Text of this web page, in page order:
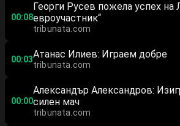
00:08
Георги Русев пожела успех на
евроучастник“
tribunata.com
00:03Атанас Илиев: Играем добре
tribunata.com
00:00
Александър Александров:
силен мач
tribunata.com